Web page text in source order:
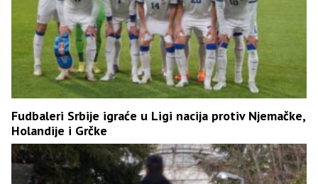
Fudbaleri Srbije igraće u Ligi nacija protiv Njemačke,
Holandije i Grčke